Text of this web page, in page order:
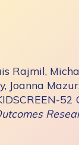
Rajmil,
Joanna